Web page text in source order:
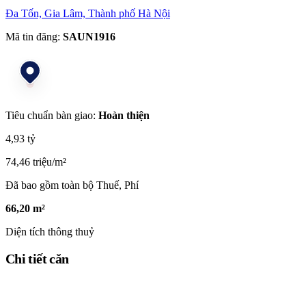
Đa Tốn, Gia Lâm, Thành phố Hà Nội
Mã tin đăng: SAUN1916
Tiêu chuẩn bàn giao: Hoàn thiện
4,93 tỷ
74,46 triệu/m²
Đã bao gồm toàn bộ Thuế, Phí
66,20 m²
Diện tích thông thuỷ
Chi tiết căn